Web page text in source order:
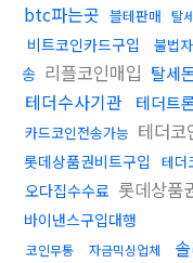
btc파는곳 블테판매 탈
비트코인카드구입 불법
송 리플코인매입 탈세
테더수사기관 테더트
카드코인전송가능 테더코
롯데상품권비트구입 테더
오다집수수료 롯데상품
바이낸스구입대행
코인무통 자금믹싱업체